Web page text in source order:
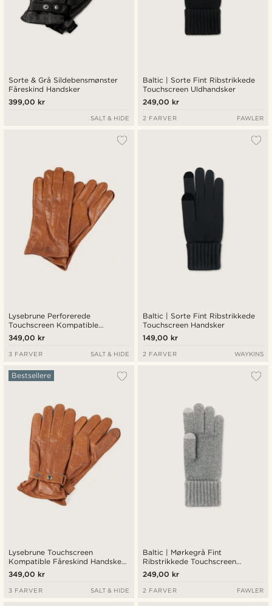
Sorte & Grå Sildebensmønster
Fåreskind Handsker
399,00 kr
SALT & HIDE
Baltic | Sorte Fint Ribstrikkede
Touchscreen Uldhandsker
249,00 kr
2 FARVER FAWLER
Lysebrune Perforerede
Touchscreen Kompatible
Fåreskind Handsker med
Manchetter
349,00 kr
3 FARVER SALT & HIDE
Baltic | Sorte Fint Ribstrikkede
Touchscreen Handsker
149,00 kr
2 FARVER WAYKINS
Lysebrune Touchscreen
Kompatible Fåreskind Handsker
med Rem & Trykknap
Bestsellere
349,00 kr
3 FARVER SALT & HIDE
Baltic | Mørkegrå Fint
Ribstrikkede Touchscreen
Uldhandsker
249,00 kr
2 FARVER FAWLER